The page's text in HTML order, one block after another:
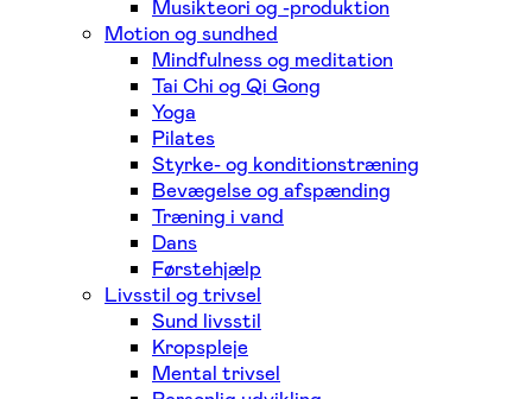
Musikteori og -produktion
Motion og sundhed
Mindfulness og meditation
Tai Chi og Qi Gong
Yoga
Pilates
Styrke- og konditionstræning
Bevægelse og afspænding
Træning i vand
Dans
Førstehjælp
Livsstil og trivsel
Sund livsstil
Kropspleje
Mental trivsel